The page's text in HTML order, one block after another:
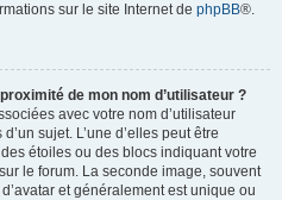
sur le site Internet de phpBB®.
de mon nom d’utilisateur ?
avec votre nom d’utilisateur
sujet. L’une d’elles peut être
étoiles ou des blocs indiquant votre
le forum. La seconde image, souvent
et généralement est unique ou